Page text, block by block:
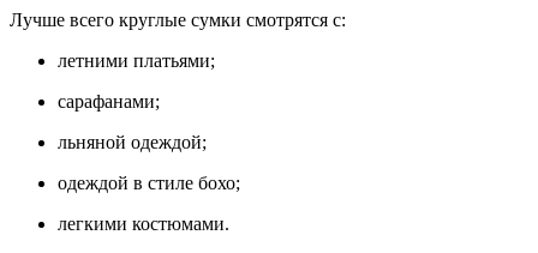
Лучше всего круглые сумки смотрятся с:
летними платьями;
сарафанами;
льняной одеждой;
одеждой в стиле бохо;
легкими костюмами.